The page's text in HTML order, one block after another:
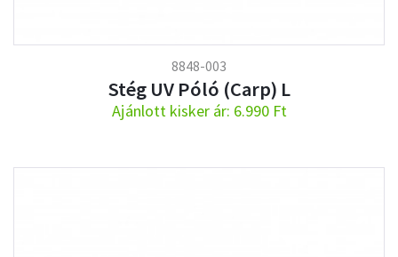
8848-003
Stég UV Póló (Carp) L
Ajánlott kisker ár: 6.990 Ft